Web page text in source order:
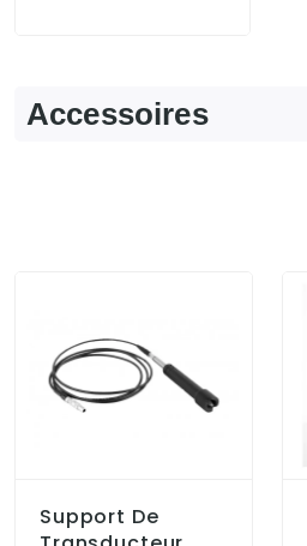
Accessoires
Support De